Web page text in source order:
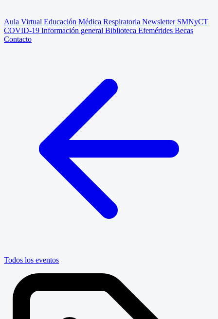
Aula Virtual Educación Médica Respiratoria Newsletter SMNyCT
COVID-19 Información general Biblioteca Efemérides Becas
Contacto
Todos los eventos